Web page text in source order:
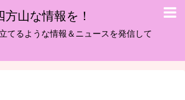
山な情報を！
てるような情報＆ニュースを発信して